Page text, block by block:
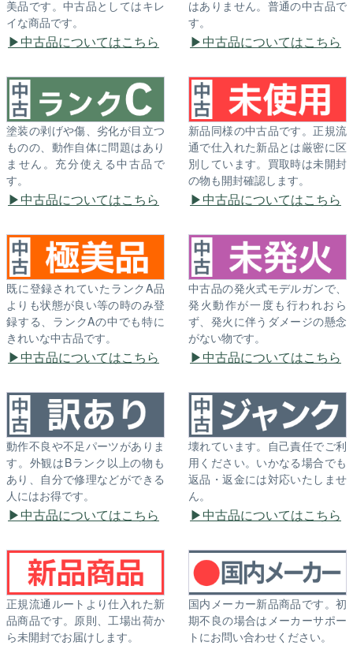
美品です。中古品としてはキレ
イな商品です。
中古品についてはこちら
はありません。普通の中古品で
す。
中古品についてはこちら
塗装の剥げや傷、劣化が目立つ
ものの、動作自体に問題はあり
ません。充分使える中古品で
す。
中古品についてはこちら
新品同様の中古品です。正規流
通で仕入れた新品とは厳密に区
別しています。買取時は未開封
の物も開封確認します。
中古品についてはこちら
既に登録されていたランクA品
よりも状態が良い等の時のみ登
録する、ランクAの中でも特に
きれいな中古品です。
中古品についてはこちら
中古品の発火式モデルガンで、
発火動作が一度も行われおら
ず、発火に伴うダメージの懸念
がない物です。
中古品についてはこちら
動作不良や不足パーツがありま
す。外観はBランク以上の物も
あり、自分で修理などができる
人にはお得です。
中古品についてはこちら
壊れています。自己責任でご利
用ください。いかなる場合でも
返品・返金には対応いたしませ
ん。
中古品についてはこちら
正規流通ルートより仕入れた新
品商品です。原則、工場出荷か
ら未開封でお届けします。
国内メーカー新品商品です。初
期不良の場合はメーカーサポー
トにお問い合わせください。